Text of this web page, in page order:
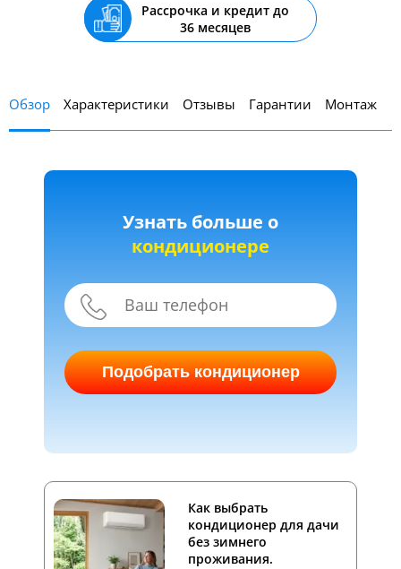
Рассрочка и кредит до
36 месяцев
Обзор Характеристики Отзывы Гарантии Монтаж
Узнать больше о
кондиционере
Подобрать кондиционер
Как выбрать
кондиционер для дачи
без зимнего
проживания.